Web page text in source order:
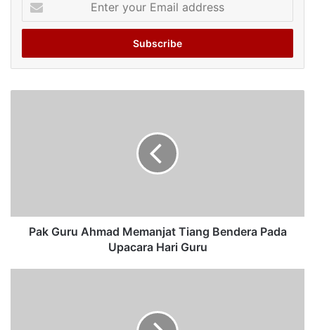
your
Email
Pak Guru Ahmad Memanjat Tiang Bendera Pada
Upacara Hari Guru